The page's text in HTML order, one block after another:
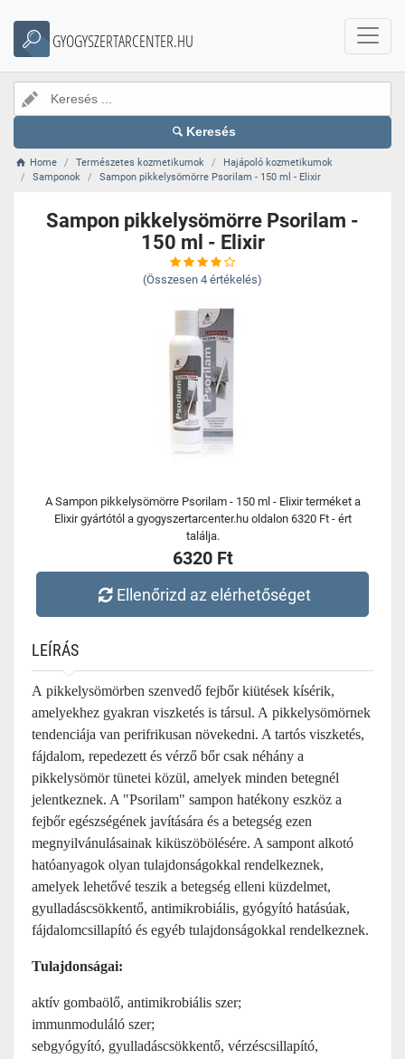
GYOGYSZERTARCENTER.HU
Keresés
Home Természetes kozmetikumok
Hajápoló kozmetikumok
Samponok
Sampon pikkelysömörre Psorilam - 150 ml - Elixir
Sampon pikkelysömörre Psorilam -
150 ml - Elixir
(Összesen 4 értékelés)
A Sampon pikkelysömörre Psorilam - 150 ml - Elixir terméket a
Elixir gyártótól a gyogyszertarcenter.hu oldalon 6320 Ft - ért
találja.
6320 Ft
Ellenőrizd az elérhetőséget
LEÍRÁS
A pikkelysömörben szenvedő fejbőr kiütések kísérik,
amelyekhez gyakran viszketés is társul. A pikkelysömörnek
tendenciája van perifrikusan növekedni. A tartós viszketés,
fájdalom, repedezett és vérző bőr csak néhány a
pikkelysömör tünetei közül, amelyek minden betegnél
jelentkeznek. A "Psorilam" sampon hatékony eszköz a
fejbőr egészségének javítására és a betegség ezen
megnyilvánulásainak kiküszöbölésére. A sampont alkotó
hatóanyagok olyan tulajdonságokkal rendelkeznek,
amelyek lehetővé teszik a betegség elleni küzdelmet,
gyulladáscsökkentő, antimikrobiális, gyógyító hatásúak,
fájdalomcsillapító és egyéb tulajdonságokkal rendelkeznek.
Tulajdonságai:
aktív gombaölő, antimikrobiális szer;
immunmoduláló szer;
sebgyógyító, gyulladáscsökkentő, vérzéscsillapító,